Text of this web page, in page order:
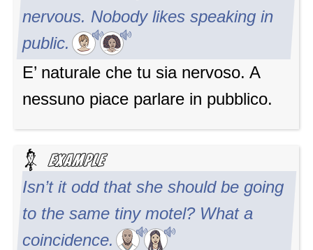
nervous. Nobody likes speaking in
public.
E’ naturale che tu sia nervoso. A
nessuno piace parlare in pubblico.
Isn’t it odd that she should be going
to the same tiny motel? What a
coincidence.